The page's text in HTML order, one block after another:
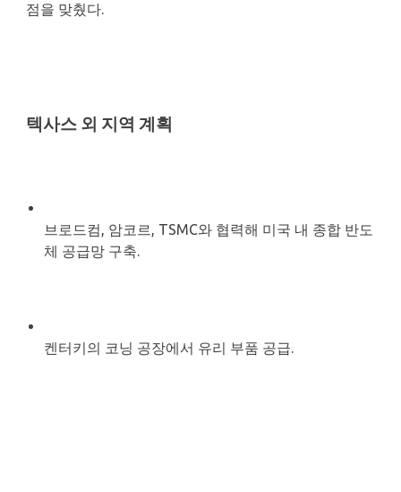
점을 맞췄다.
텍사스 외 지역 계획
브로드컴, 암코르, TSMC와 협력해 미국 내 종합 반도
체 공급망 구축.
켄터키의 코닝 공장에서 유리 부품 공급.